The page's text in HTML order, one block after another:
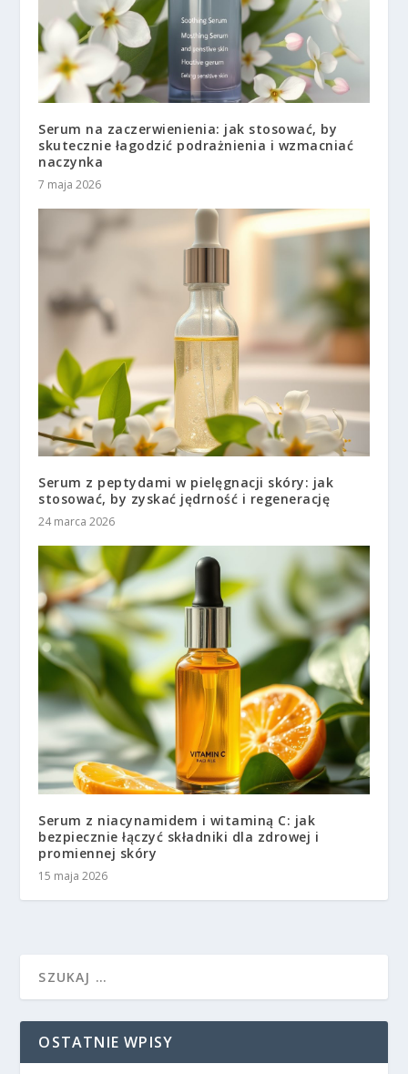
Serum na zaczerwienienia: jak stosować, by
skutecznie łagodzić podrażnienia i wzmacniać
naczynka
7 maja 2026
Serum z peptydami w pielęgnacji skóry: jak
stosować, by zyskać jędrność i regenerację
24 marca 2026
Serum z niacynamidem i witaminą C: jak
bezpiecznie łączyć składniki dla zdrowej i
promiennej skóry
15 maja 2026
OSTATNIE WPISY